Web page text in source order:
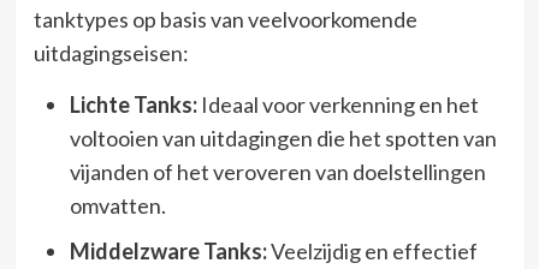
tanktypes op basis van veelvoorkomende
uitdagingseisen:
Lichte Tanks:Ideaal voor verkenning en het
voltooien van uitdagingen die het spotten van
vijanden of het veroveren van doelstellingen
omvatten.
Middelzware Tanks:Veelzijdig en effectief